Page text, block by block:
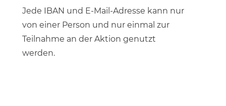
Jede IBAN und E-Mail-Adresse kann nur
von einer Person und nur einmal zur
Teilnahme an der Aktion genutzt
werden.